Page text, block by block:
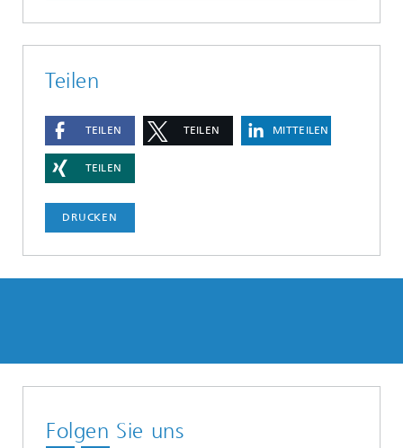
Teilen
TEILEN TEILEN MITTEILEN
TEILEN
DRUCKEN
Folgen Sie uns